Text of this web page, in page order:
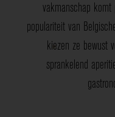
vakmanschap
populariteit van
kiezen ze bewust
sprankelend